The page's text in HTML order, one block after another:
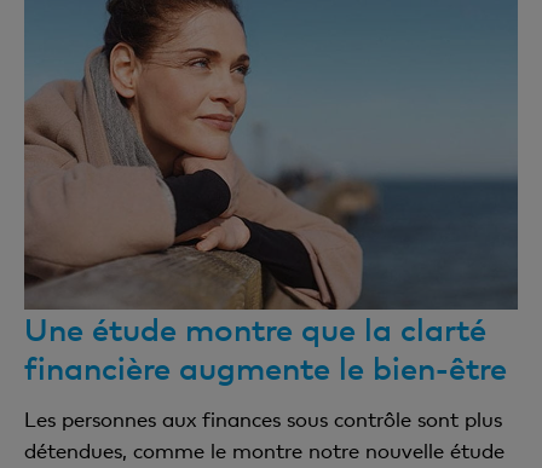
Une étude montre que la clarté
financière augmente le bien-être
Les personnes aux finances sous contrôle sont plus
détendues, comme le montre notre nouvelle étude